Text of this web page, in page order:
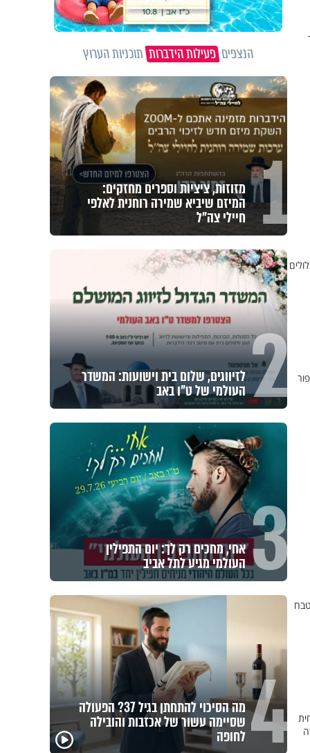
הנצפיםפעילות הידברותתוכניות הערוץ
1 מזוזות, ציציות וספרים מחזקים:
המיזם שיביא שמירה רוחנית לאלפי
חיילי צה"ל
2 לזיווגים, שלום בית וישועות: המשדר
העולמי של ט"ו באב
3 אחי, מחכים רק לך: יום התפילין
העולמי מגיע לתל אביב
4 מה הסיכוי להתחתן בגיל 37? הפעולה
שסיימה עשור של אכזבות והובילה
לחופה
חלמתם על שריפה? 🔥